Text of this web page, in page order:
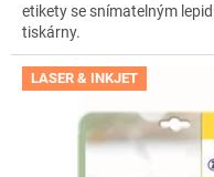
etikety se snímatelným
tiskárny.
LASER & INKJET